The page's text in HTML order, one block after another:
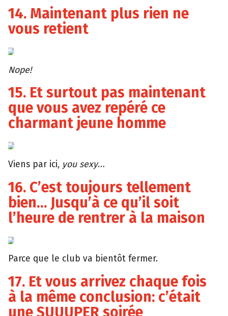
14. Maintenant plus rien ne
vous retient
Giphy
Nope!
15. Et surtout pas maintenant
que vous avez repéré ce
charmant jeune homme
Giphy
Viens par ici, you sexy…
16. C’est toujours tellement
bien… Jusqu’à ce qu’il soit
l’heure de rentrer à la maison
Tumblr
Parce que le club va bientôt fermer.
17. Et vous arrivez chaque fois
à la même conclusion: c’était
une SUUUPER soirée